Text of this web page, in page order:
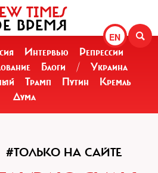
EN
TIMES
ВРЕМЯ
Интервью
Репрессии
Блоги /
Украина
Трамп Путин
Кремль
Дума
#ТОЛЬКО НА САЙТЕ